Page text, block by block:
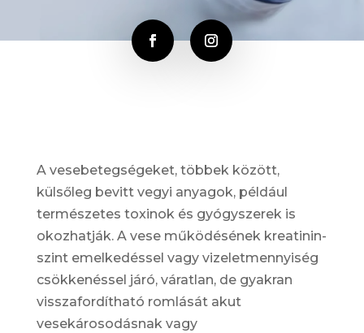
A vesebetegségeket, többek között,
külsőleg bevitt vegyi anyagok, például
természetes toxinok és gyógyszerek is
okozhatják. A vese működésének kreatinin-
szint emelkedéssel vagy vizeletmennyiség
csökkenéssel járó, váratlan, de gyakran
visszafordítható romlását akut
vesekárosodásnak vagy